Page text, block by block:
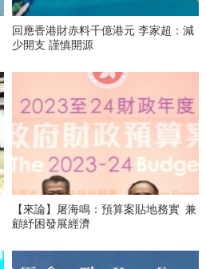
回應香港財赤料千億港元 李家超：減
少開支 謹慎開源
【來論】屠海鳴：預算案貼地務實 兼
顧紓困發展經濟